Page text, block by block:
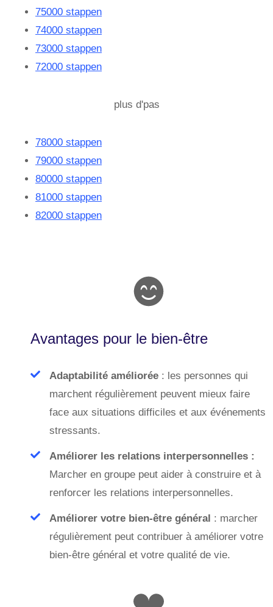
75000 stappen
74000 stappen
73000 stappen
72000 stappen
plus d'pas
78000 stappen
79000 stappen
80000 stappen
81000 stappen
82000 stappen
Avantages pour le bien-être
Adaptabilité améliorée : les personnes qui
marchent régulièrement peuvent mieux faire
face aux situations difficiles et aux événements
stressants.
Améliorer les relations interpersonnelles :
Marcher en groupe peut aider à construire et à
renforcer les relations interpersonnelles.
Améliorer votre bien-être général : marcher
régulièrement peut contribuer à améliorer votre
bien-être général et votre qualité de vie.